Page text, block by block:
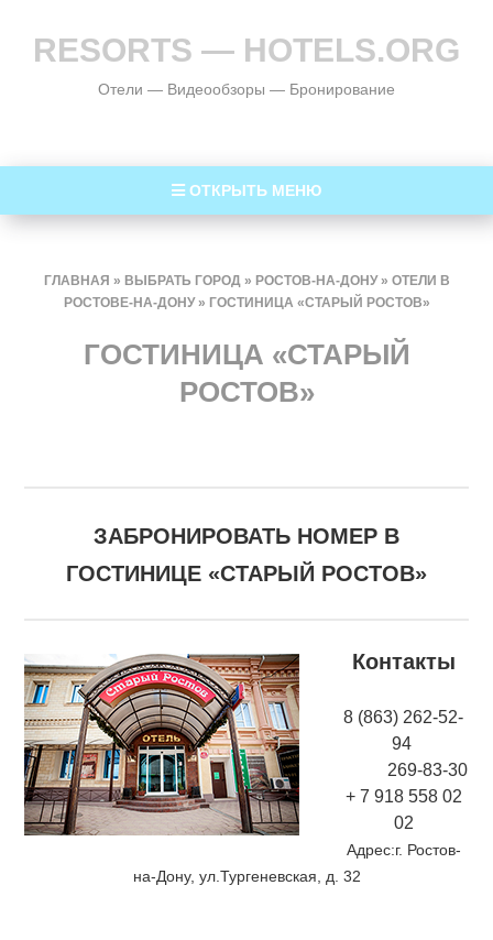
RESORTS — HOTELS.ORG
Отели — Видеообзоры — Бронирование
ОТКРЫТЬ МЕНЮ
ГЛАВНАЯ » ВЫБРАТЬ ГОРОД» РОСТОВ-НА-ДОНУ» ОТЕЛИ В
РОСТОВЕ-НА-ДОНУ» ГОСТИНИЦА «СТАРЫЙ РОСТОВ»
ГОСТИНИЦА «СТАРЫЙ
РОСТОВ»
ЗАБРОНИРОВАТЬ НОМЕР В
ГОСТИНИЦЕ «СТАРЫЙ РОСТОВ»
Контакты
8 (863) 262-52-
94
269-83-30
+ 7 918 558 02
02
Адрес:г. Ростов-
на-Дону, ул.Тургеневская, д. 32